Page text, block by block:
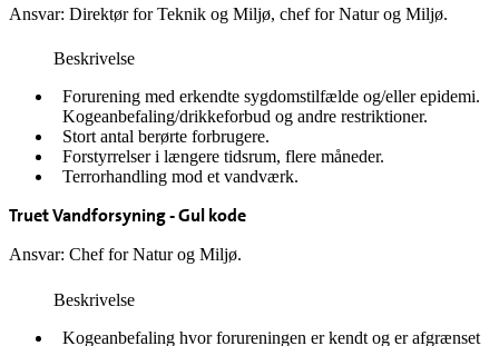
Ansvar: Direktør for Teknik og Miljø, chef for Natur og Miljø.
Beskrivelse
Forurening med erkendte sygdomstilfælde og/eller epidemi.
Kogeanbefaling/drikkeforbud og andre restriktioner.
Stort antal berørte forbrugere.
Forstyrrelser i længere tidsrum, flere måneder.
Terrorhandling mod et vandværk.
Truet Vandforsyning - Gul kode
Ansvar: Chef for Natur og Miljø.
Beskrivelse
Kogeanbefaling hvor forureningen er kendt og er afgrænset